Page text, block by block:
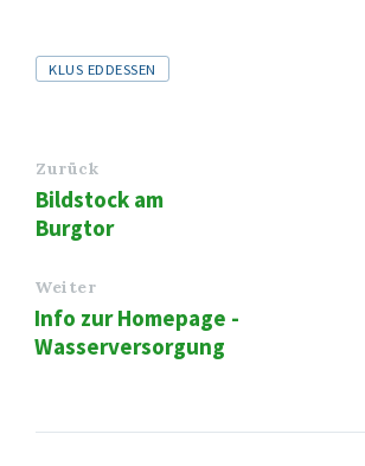
Tags
KLUS EDDESSEN
Zurück
Bildstock am
Burgtor
Weiter
Info zur Homepage -
Wasserversorgung